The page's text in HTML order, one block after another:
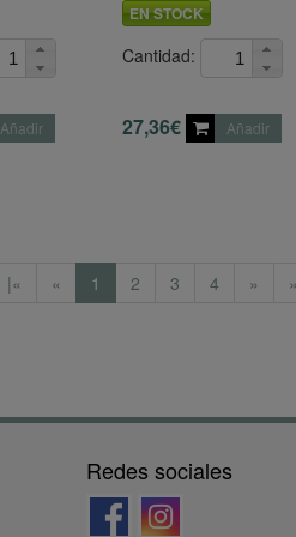
Añadir
EN STOCK
Cantidad:
27,36€ Añadir
|« « 1 2 3 4 »
Redes sociales